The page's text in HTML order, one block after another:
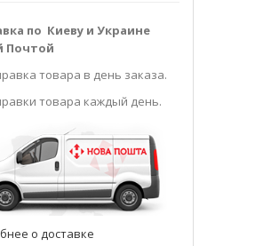
по Киеву и Украине
Почтой
товара в день заказа.
товара каждый день.
о доставке